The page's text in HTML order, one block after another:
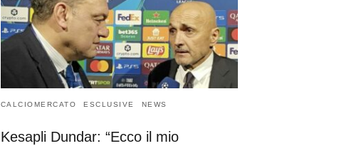
CALCIOMERCATO ESCLUSIVE NEWS
Kesapli Dundar: “Ecco il mio